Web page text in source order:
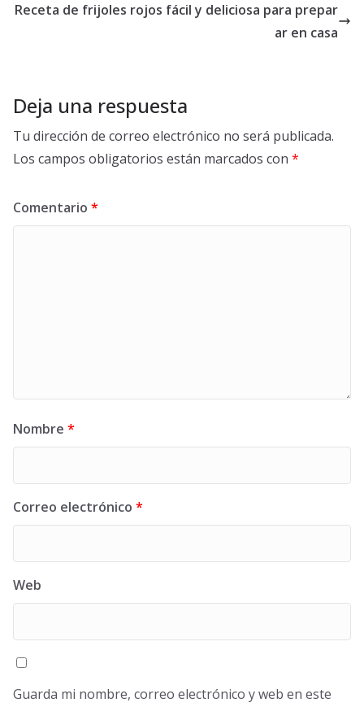
Receta de frijoles rojos fácil y deliciosa para prepar
ar en casa
Deja una respuesta
Tu dirección de correo electrónico no será publicada.
Los campos obligatorios están marcados con *
Comentario *
Nombre *
Correo electrónico *
Web
Guarda mi nombre, correo electrónico y web en este